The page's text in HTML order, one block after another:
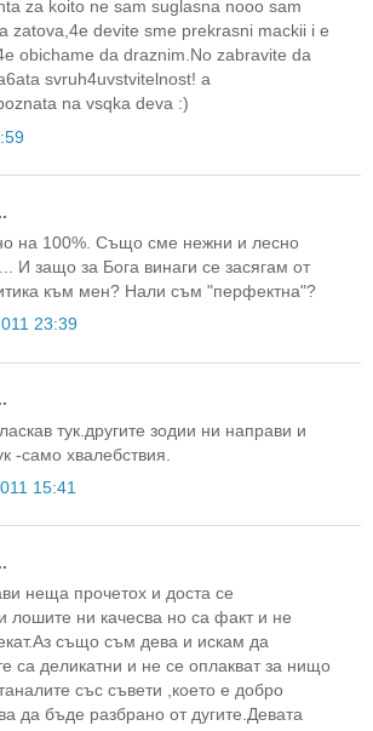
za koito ne sam suglasna nooo sam
zatova,4e devite sme prekrasni mackii i e
obichame da draznim.No zabravite da
svruh4uvstvitelnost! a
na vsqka deva :)
на 100%. Също сме нежни и лесно
И защо за Бога винаги се засягам от
към мен? Нали съм "перфектна"?
23:39
тук.другите зодии ни направи и
-само хвалебствия.
15:41
неща прочетох и доста се
лошите ни качесва но са факт и не
също съм дева и искам да
са деликатни и не се оплакват за нищо
със съвети ,което е добро
да бъде разбрано от дугите.Девата